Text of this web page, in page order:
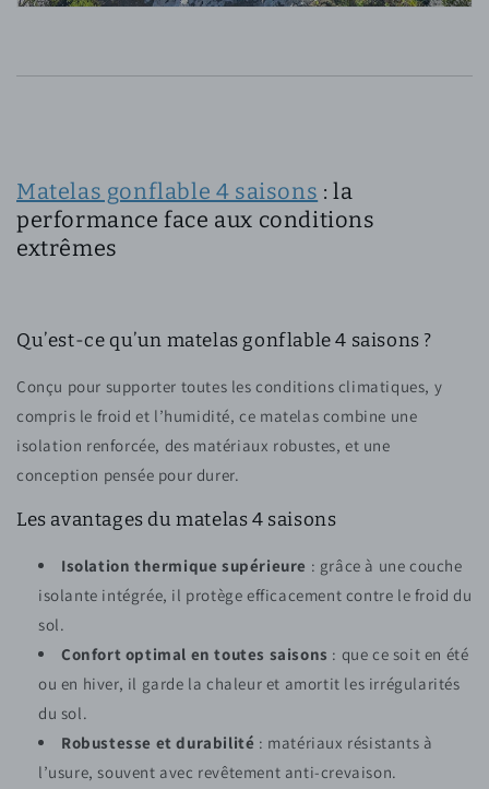
Matelas gonflable 4 saisons : la
performance face aux conditions
extrêmes
Qu’est-ce qu’un matelas gonflable 4 saisons ?
Conçu pour supporter toutes les conditions climatiques, y
compris le froid et l’humidité, ce matelas combine une
isolation renforcée, des matériaux robustes, et une
conception pensée pour durer.
Les avantages du matelas 4 saisons
Isolation thermique supérieure : grâce à une couche
isolante intégrée, il protège efficacement contre le froid du
sol.
Confort optimal en toutes saisons : que ce soit en été
ou en hiver, il garde la chaleur et amortit les irrégularités
du sol.
Robustesse et durabilité : matériaux résistants à
l’usure, souvent avec revêtement anti-crevaison.